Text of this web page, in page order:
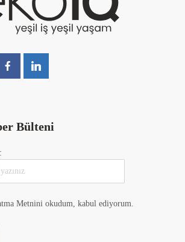
Bülteni
Metnini okudum, kabul ediyorum.